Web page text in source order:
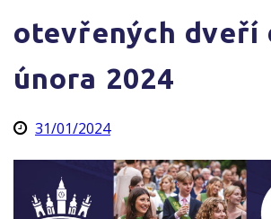
otevřených dveří
února 2024
31/01/2024